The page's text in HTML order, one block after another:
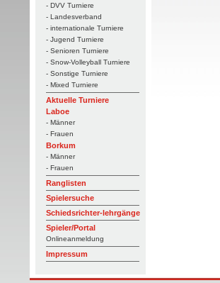
- DVV Turniere
- Landesverband
- internationale Turniere
- Jugend Turniere
- Senioren Turniere
- Snow-Volleyball Turniere
- Sonstige Turniere
- Mixed Turniere
Aktuelle Turniere
Laboe
- Männer
- Frauen
Borkum
- Männer
- Frauen
Ranglisten
Spielersuche
Schiedsrichter-lehrgänge
Spieler/Portal
Onlineanmeldung
Impressum